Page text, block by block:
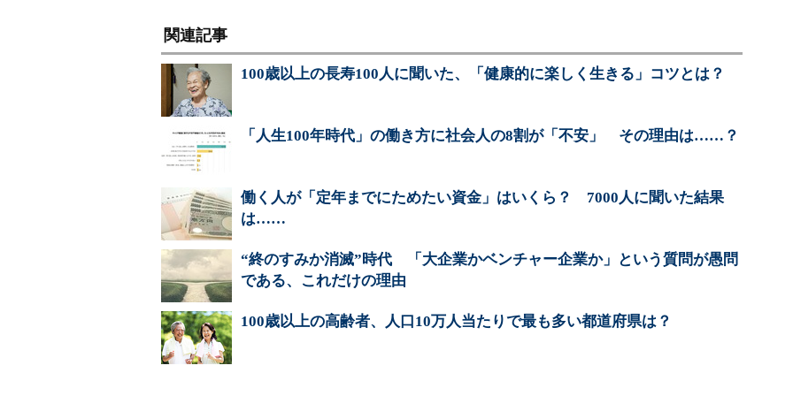
関連記事
100歳以上の長寿100人に聞いた、「健康的に楽しく生きる」コツとは？
「人生100年時代」の働き方に社会人の8割が「不安」 その理由は……？
働く人が「定年までにためたい資金」はいくら？ 7000人に聞いた結果
は……
“終のすみか消滅”時代 「大企業かベンチャー企業か」という質問が愚問
である、これだけの理由
100歳以上の高齢者、人口10万人当たりで最も多い都道府県は？